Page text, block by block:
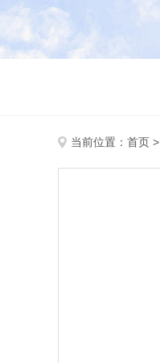
当前位置： 首页 >